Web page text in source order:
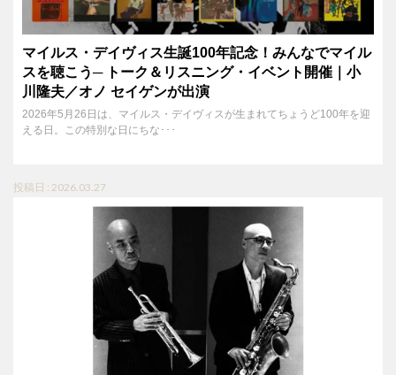
マイルス・デイヴィス生誕100年記念！みんなでマイル
スを聴こう─ トーク＆リスニング・イベント開催｜小
川隆夫／オノ セイゲンが出演
2026年5月26日は、マイルス・デイヴィスが生まれてちょうど100年を迎
える日。この特別な日にちな･･･
投稿日 : 2026.03.27